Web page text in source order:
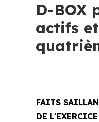
D-BOX
actifs
FAITS
DE